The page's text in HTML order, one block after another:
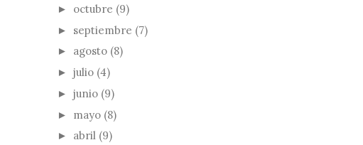
► octubre (9)
► septiembre (7)
► agosto (8)
► julio (4)
► junio (9)
► mayo (8)
► abril (9)